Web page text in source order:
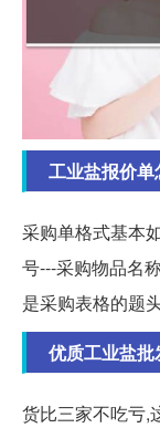
工业盐报价
采购单格式基本
号---采购物品名
是采购表格的题
优质工业盐
货比三家不吃亏,